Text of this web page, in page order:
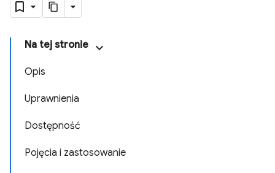
Na tej stronie
Opis
Uprawnienia
Dostępność
Pojęcia i zastosowanie